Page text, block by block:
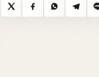
X FacebookWhatsApp